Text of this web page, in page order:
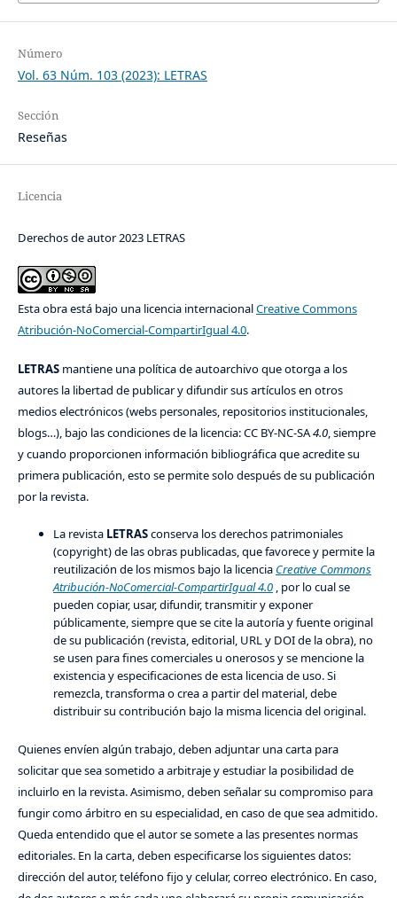
Número
Vol. 63 Núm. 103 (2023): LETRAS
Sección
Reseñas
Licencia
Derechos de autor 2023 LETRAS
Esta obra está bajo una licencia internacionalCreative Commons
Atribución-NoComercial-CompartirIgual 4.0.
LETRASmantiene una política de autoarchivo que otorga a los
autores la libertad de publicar y difundir sus artículos en otros
medios electrónicos (webs personales, repositorios institucionales,
blogs…), bajo las condiciones de la licencia: CC BY-NC-SA4.0, siempre
y cuando proporcionen información bibliográfica que acredite su
primera publicación, esto se permite solo después de su publicación
por la revista.
La revista LETRASconserva los derechos patrimoniales
(copyright) de las obras publicadas, que favorece y permite la
reutilización de los mismos bajo la licencia Creative Commons
Atribución-NoComercial-CompartirIgual 4.0, por lo cual se
pueden copiar, usar, difundir, transmitir y exponer
públicamente, siempre que se cite la autoría y fuente original
de su publicación (revista, editorial, URL y DOI de la obra), no
se usen para fines comerciales u onerosos y se mencione la
existencia y especificaciones de esta licencia de uso. Si
remezcla, transforma o crea a partir del material, debe
distribuir su contribución bajo la misma licencia del original.
Quienes envíen algún trabajo, deben adjuntar una carta para
solicitar que sea sometido a arbitraje y estudiar la posibilidad de
incluirlo en la revista. Asimismo, deben señalar su compromiso para
fungir como árbitro en su especialidad, en caso de que sea admitido.
Queda entendido que el autor se somete a las presentes normas
editoriales. En la carta, deben especificarse los siguientes datos:
dirección del autor, teléfono fijo y celular, correo electrónico. En caso,